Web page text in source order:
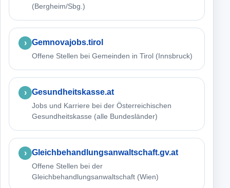
(Bergheim/Sbg.)
Gemnovajobs.tirol
Offene Stellen bei Gemeinden in Tirol (Innsbruck)
Gesundheitskasse.at
Jobs und Karriere bei der Österreichischen
Gesundheitskasse (alle Bundesländer)
Gleichbehandlungsanwaltschaft.gv.at
Offene Stellen bei der
Gleichbehandlungsanwaltschaft (Wien)